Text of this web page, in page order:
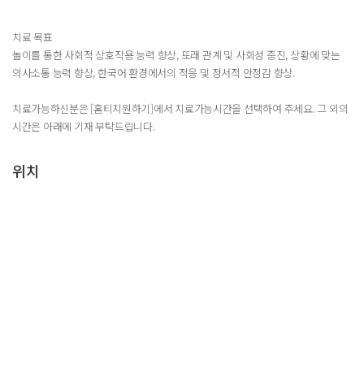
치료 목표
놀이를 통한 사회적 상호작용 능력 향상, 또래 관계 및 사회성 증진, 상황에 맞는
의사소통 능력 향상, 한국어 환경에서의 적응 및 정서적 안정감 향상.
치료가능하신분은 [홈티지원하기]에서 치료가능시간을 선택하여 주세요. 그 외의
시간은 아래에 기재 부탁드립니다.
위치